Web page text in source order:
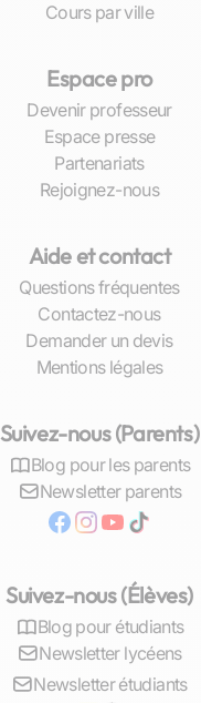
Cours par ville
Espace pro
Devenir professeur
Espace presse
Partenariats
Rejoignez-nous
Aide et contact
Questions fréquentes
Contactez-nous
Demander un devis
Mentions légales
Suivez-nous (Parents)
Blog pour les parents
Newsletter parents
Suivez-nous (Élèves)
Blog pour étudiants
Newsletter lycéens
Newsletter étudiants